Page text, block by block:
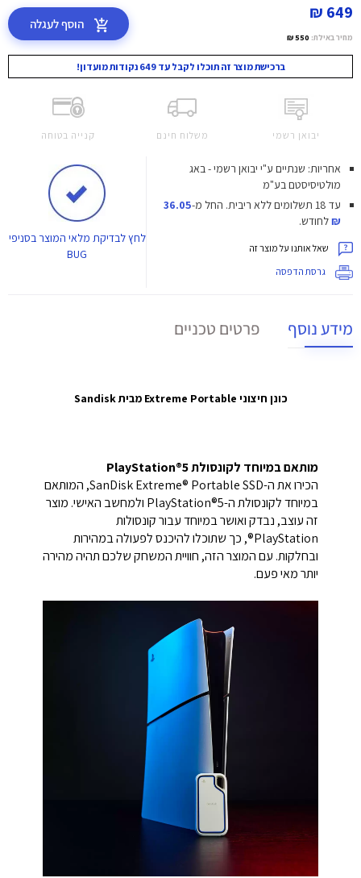
649 ₪
מחיר באילת: 550 ₪
הוסף לעגלה
ברכישת מוצר זה תוכלו לקבל עד 649 נקודות מועדון!
יבואן רשמי משלוח חינם קנייה בטוחה
אחריות: שנתיים ע"י יבואן רשמי - באג
מולטיסיסטם בע"מ
עד 18 תשלומים ללא ריבית.
החל מ-36.05
₪לחודש.
שאל אותנו על מוצר זה
גרסת הדפסה
לחץלבדיקת מלאי המוצר בסניפי
BUG
מידע נוסף פרטים טכניים
כונן חיצוני Extreme Portable מבית Sandisk
מותאם במיוחד לקונסולת PlayStation®5
הכירו את ה-SanDisk Extreme® Portable SSD, המותאם
במיוחד לקונסולת ה-PlayStation®5 ולמחשב האישי. מוצר
זה עוצב, נבדק ואושר במיוחד עבור קונסולות
PlayStation®, כך שתוכלו להיכנס לפעולה במהירות
ובחלקות. עם המוצר הזה, חוויית המשחק שלכם תהיה מהירה
יותר מאי פעם.